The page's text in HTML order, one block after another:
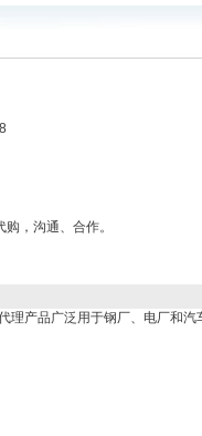
，沟通、合作。
理产品广泛用于钢厂、电厂和汽